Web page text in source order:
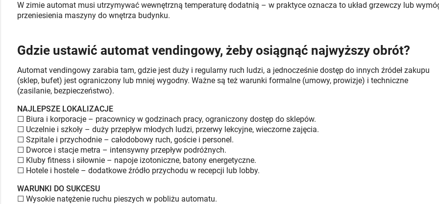
W zimie automat musi utrzymywać wewnętrzną temperaturę dodatnią – w praktyce oznacza to układ grzewczy lub
przeniesienia maszyny do wnętrza budynku.
Gdzie ustawić automat vendingowy, żeby osiągnąć najwyższy obrót?
Automat vendingowy zarabia tam, gdzie jest duży i regularny ruch ludzi, a jednocześnie dostęp do innych źródeł zakupu
(sklep, bufet) jest ograniczony lub mniej wygodny. Ważne są też warunki formalne (umowy, prowizje) i techniczne
(zasilanie, bezpieczeństwo).
NAJLEPSZE LOKALIZACJE
☐ Biura i korporacje – pracownicy w godzinach pracy, ograniczony dostęp do sklepów.
☐ Uczelnie i szkoły – duży przepływ młodych ludzi, przerwy lekcyjne, wieczorne zajęcia.
☐ Szpitale i przychodnie – całodobowy ruch, goście i personel.
☐ Dworce i stacje metra – intensywny przepływ podróżnych.
☐ Kluby fitness i siłownie – napoje izotoniczne, batony energetyczne.
☐ Hotele i hostele – dodatkowe źródło przychodu w recepcji lub lobby.
WARUNKI DO SUKCESU
☐ Wysokie natężenie ruchu pieszych w pobliżu automatu.